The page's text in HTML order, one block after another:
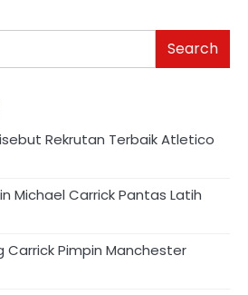
Search
Rekrutan Terbaik Atletico
Michael Carrick Pantas Latih
Carrick Pimpin Manchester